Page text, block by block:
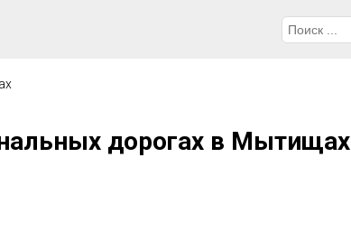
дорогах в Мытищах